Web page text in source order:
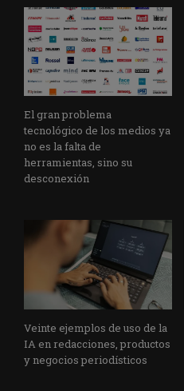
El gran problema
tecnológico de los medios ya
no es la falta de
herramientas, sino su
desconexión
Veinte ejemplos de uso de la
IA en redacciones, productos
y negocios periodísticos